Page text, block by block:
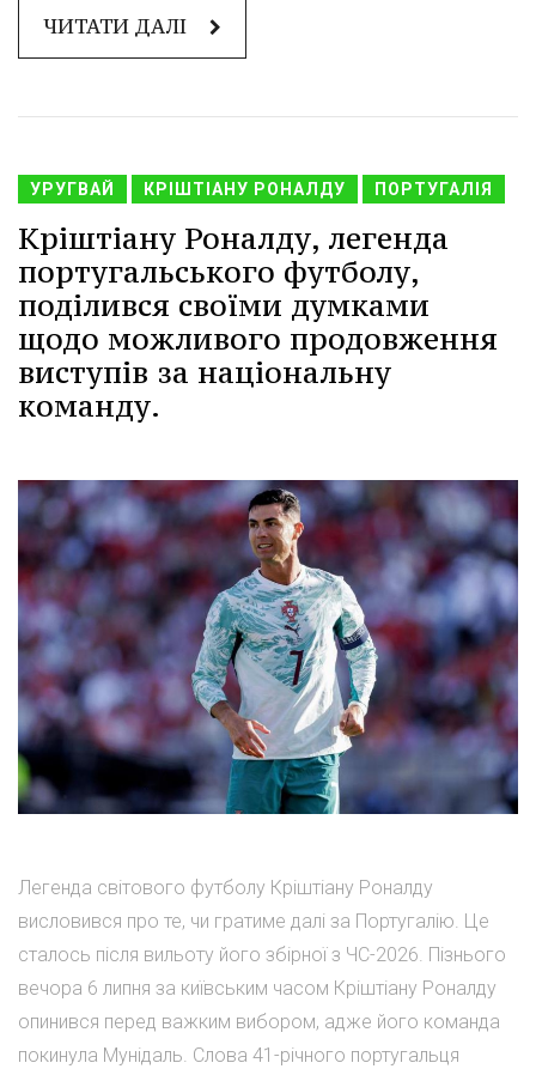
ЧИТАТИ ДАЛІ
УРУГВАЙ КРІШТІАНУ РОНАЛДУ ПОРТУГАЛІЯ
Кріштіану Роналду, легенда
португальського футболу,
поділився своїми думками
щодо можливого продовження
виступів за національну
команду.
Легенда світового футболу Кріштіану Роналду
висловився про те, чи гратиме далі за Португалію. Це
сталось після вильоту його збірної з ЧС-2026. Пізнього
вечора 6 липня за київським часом Кріштіану Роналду
опинився перед важким вибором, адже його команда
покинула Мунідаль. Слова 41-річного португальця